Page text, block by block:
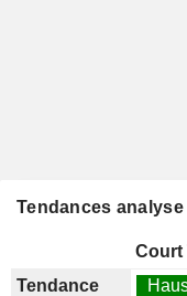
Tendances
Court
Tendance